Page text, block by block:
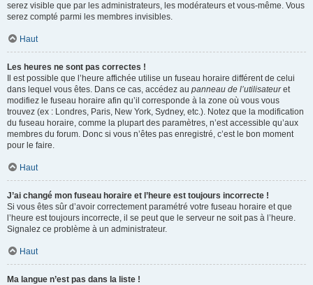
serez visible que par les administrateurs, les modérateurs et vous-même. Vous
serez compté parmi les membres invisibles.
Haut
Les heures ne sont pas correctes !
Il est possible que l’heure affichée utilise un fuseau horaire différent de celui
dans lequel vous êtes. Dans ce cas, accédez au panneau de l’utilisateuret
modifiez le fuseau horaire afin qu’il corresponde à la zone où vous vous
trouvez (ex : Londres, Paris, New York, Sydney, etc.). Notez que la modification
du fuseau horaire, comme la plupart des paramètres, n’est accessible qu’aux
membres du forum. Donc si vous n’êtes pas enregistré, c’est le bon moment
pour le faire.
Haut
J’ai changé mon fuseau horaire et l’heure est toujours incorrecte !
Si vous êtes sûr d’avoir correctement paramétré votre fuseau horaire et que
l’heure est toujours incorrecte, il se peut que le serveur ne soit pas à l’heure.
Signalez ce problème à un administrateur.
Haut
Ma langue n’est pas dans la liste !